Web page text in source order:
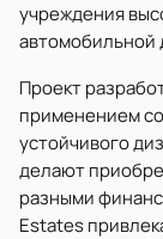
учреждения
автомобильной
Проект
применением
устойчивого
делают
разными
Estates